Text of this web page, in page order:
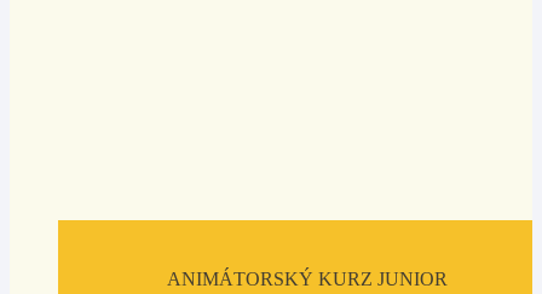
ANIMÁTORSKÝ KURZ JUNIOR